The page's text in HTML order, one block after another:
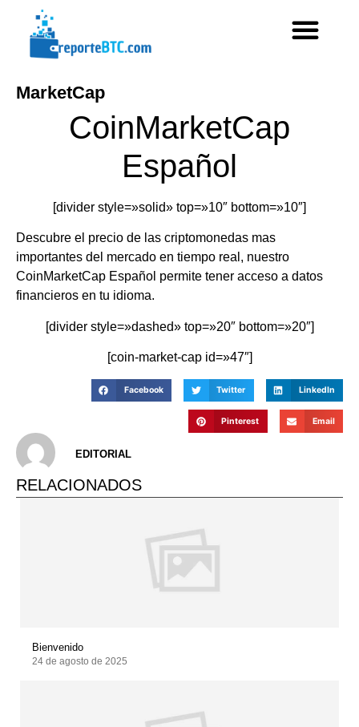
MarketCap
CoinMarketCap
Español
[divider style=»solid» top=»10″ bottom=»10″]
Descubre el precio de las criptomonedas mas
importantes del mercado en tiempo real, nuestro
CoinMarketCap Español permite tener acceso a datos
financieros en tu idioma.
[divider style=»dashed» top=»20″ bottom=»20″]
[coin-market-cap id=»47″]
Facebook Twitter LinkedIn
Pinterest Email
EDITORIAL
RELACIONADOS
Bienvenido
24 de agosto de 2025